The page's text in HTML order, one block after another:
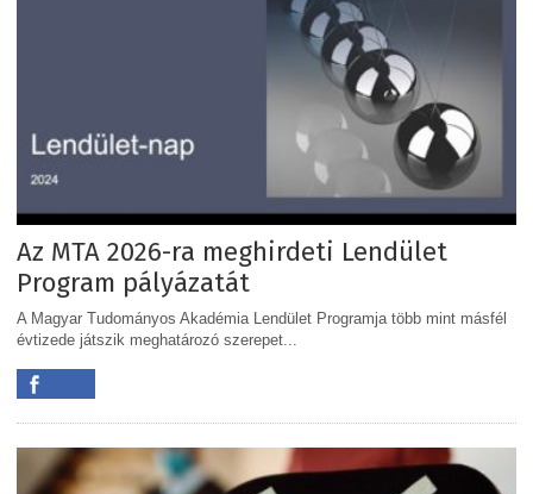
Az MTA 2026-ra meghirdeti Lendület
Program pályázatát
A Magyar Tudományos Akadémia Lendület Programja több mint másfél
évtizede játszik meghatározó szerepet...